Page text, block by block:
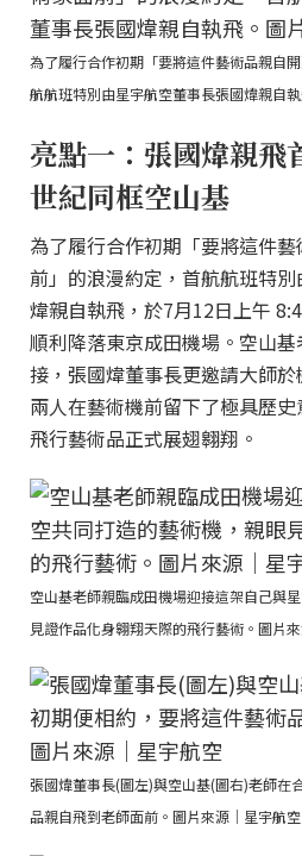
為了履行合作初期「要將這件藝術品親自
航航班特別由星宇航空董事長張國煒親自
亮點一：張國煒親飛
世紀同框空山基
為了履行合作初期「要將這件
前」的浪漫約定，首航航班特
煒親自執飛，於7月12日上午
順利降落東京成田機場。空山
接，張國煒董事長更邀請大師於
兩人在藝術機前留下了極具歷
飛行藝術品正式展翅翱翔。
空山基老師親臨成田機場迎接這架自己與
見證作品化身翱翔天際的飛行藝術。圖片
張國煒董事長(圖左)與空山基(圖右)老師在
品親自飛到老師面前。圖片來源｜星宇航空